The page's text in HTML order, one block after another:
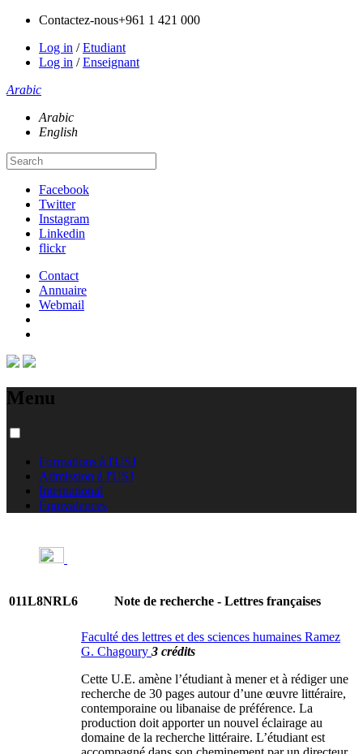
Contactez-nous+961 1 421 000
Log in /Etudiant
Log in /Enseignant
Arabic
Arabic
English
Facebook
Twitter
Instagram
Linkedin
flickr
Contact
Annuaire
Webmail
Menu
Formations à l'USJ
Admission à l'USJ
International
Équivalences
011L8NRL6 Note de recherche - Lettres françaises
Faculté des lettres et des sciences humaines Ramez
G. Chagoury 3 crédits
Cette U.E. amène l’étudiant à mener et à rédiger une
recherche de 30 pages autour d’une œuvre littéraire,
contemporaine ou libanaise de préférence. La
production doit apporter un nouvel éclairage au
domaine de la recherche littéraire. L’étudiant est